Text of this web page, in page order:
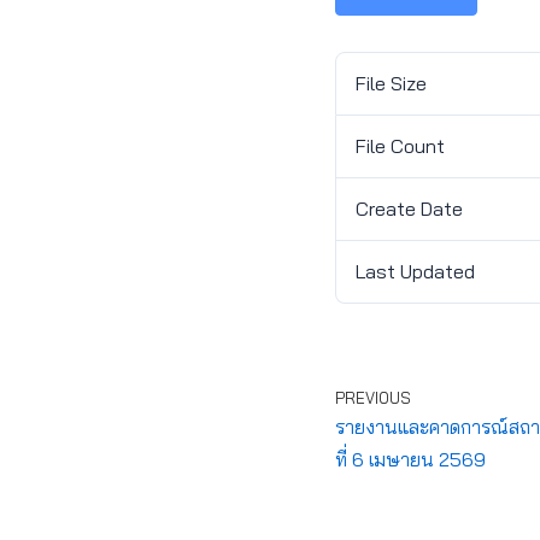
File Size
File Count
Create Date
Last Updated
PREVIOUS
รายงานและคาดการณ์ส
ที่ 6 เมษายน 2569